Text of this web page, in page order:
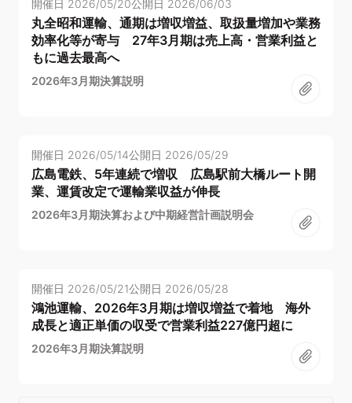
開催日 2026/05/20公開日 2026/06/03
丸全昭和運輸、通期は増収増益、取扱量増加や業務
効率化等が寄与 27年3月期は売上高・営業利益と
もに過去最高へ
2026年3月期決算説明
開催日 2026/05/14公開日 2026/05/29
広島電鉄、5年連続で増収 広島駅前大橋ルート開
業、運賃改定で運輸業収益が伸長
2026年3月期決算および中期経営計画説明会
開催日 2026/05/21公開日 2026/05/28
鴻池運輸、2026年3月期は増収増益で着地 海外
成長と適正単価の収受で営業利益227億円超に
2026年3月期決算説明